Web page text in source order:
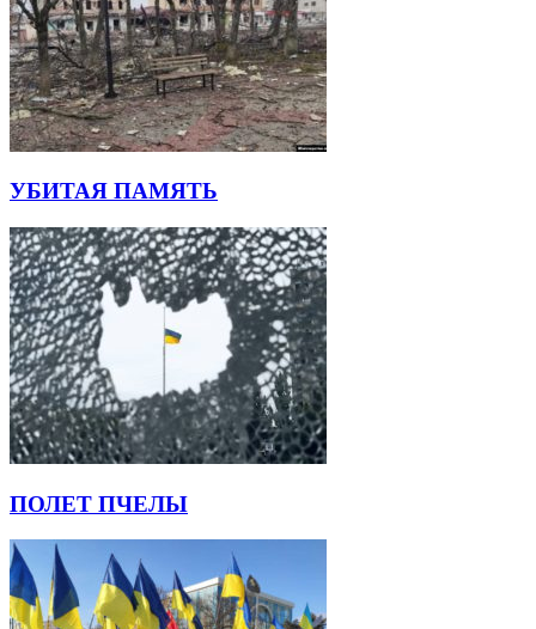
УБИТАЯ ПАМЯТЬ
ПОЛЕТ ПЧЕЛЫ